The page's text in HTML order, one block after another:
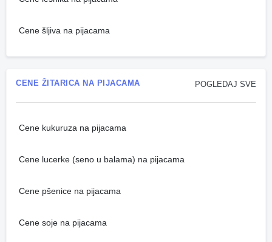
Cene šljiva na pijacama
POGLEDAJ SVE
CENE ŽITARICA NA PIJACAMA
Cene kukuruza na pijacama
Cene lucerke (seno u balama) na pijacama
Cene pšenice na pijacama
Cene soje na pijacama